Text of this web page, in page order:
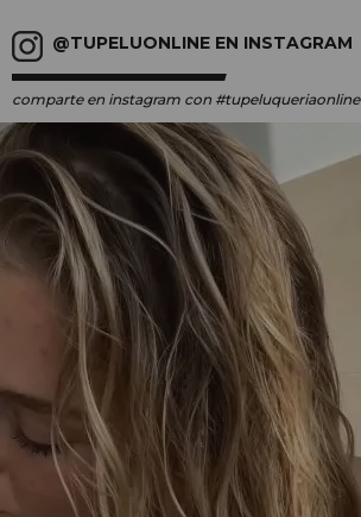
@TUPELUONLINE EN INSTAGRAM
comparte en instagram con #tupeluqueriaonline